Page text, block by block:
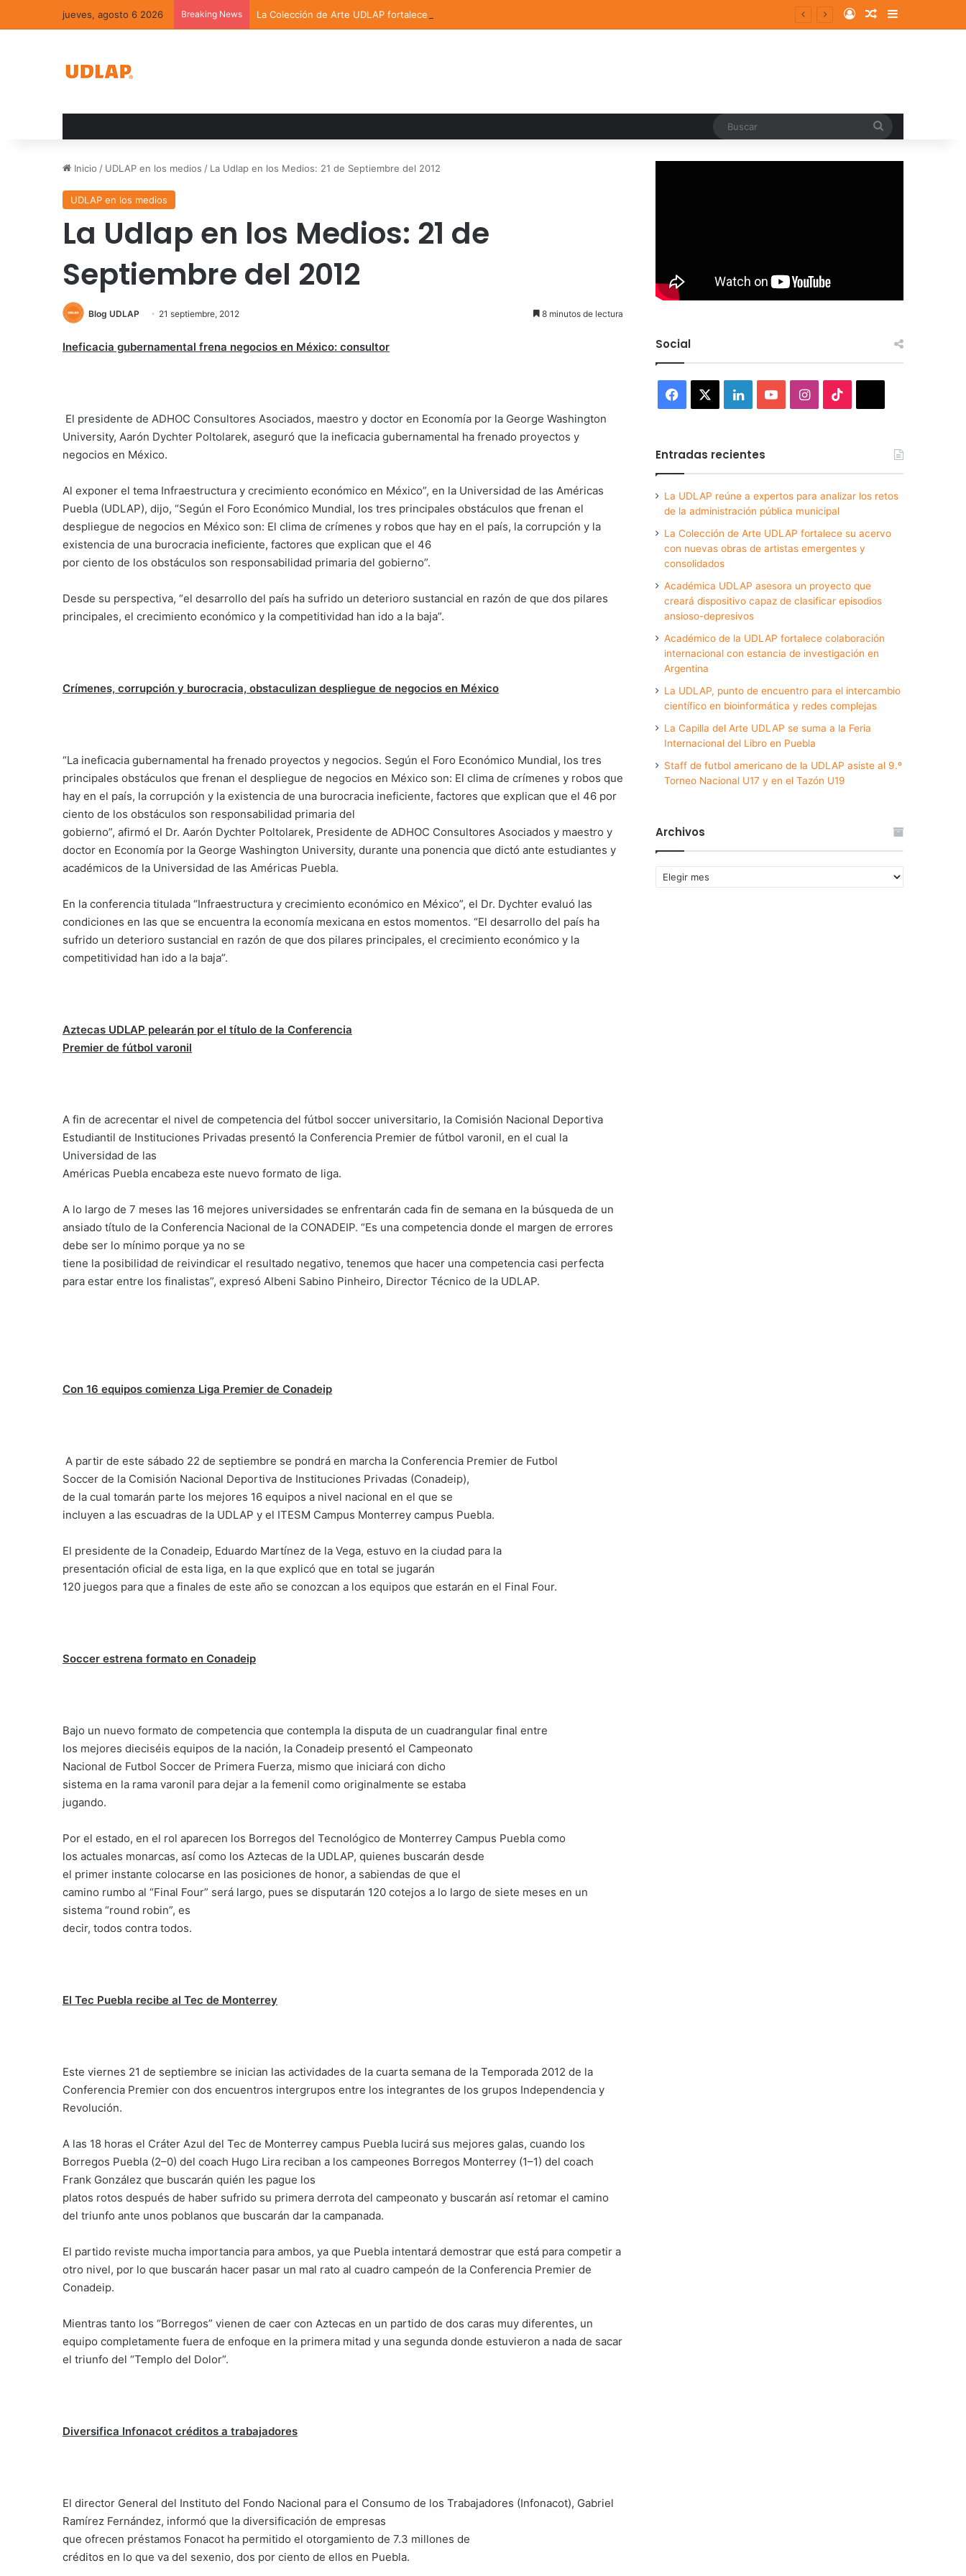
jueves, agosto 6 2026 Breaking News La Colección de Arte UDLAP fortalece su acervo con nuevas obras de artistas emergentes y consolidados Log InRandom Article
Sidebar
Inicio / UDLAP en los medios / La Udlap en los Medios: 21 de Septiembre del 2012
UDLAP en los medios
La Udlap en los Medios: 21 de
Septiembre del 2012
Blog UDLAP 21 septiembre, 2012 8 minutos de lectura
Ineficacia gubernamental frena negocios en México: consultor
El presidente de ADHOC Consultores Asociados, maestro y doctor en Economía por la George Washington
University, Aarón Dychter Poltolarek, aseguró que la ineficacia gubernamental ha frenado proyectos y
negocios en México.
Al exponer el tema Infraestructura y crecimiento económico en México”, en la Universidad de las Américas
Puebla (UDLAP), dijo, “Según el Foro Económico Mundial, los tres principales obstáculos que frenan el
despliegue de negocios en México son: El clima de crímenes y robos que hay en el país, la corrupción y la
existencia de una burocracia ineficiente, factores que explican que el 46
por ciento de los obstáculos son responsabilidad primaria del gobierno”.
Desde su perspectiva, “el desarrollo del país ha sufrido un deterioro sustancial en razón de que dos pilares
principales, el crecimiento económico y la competitividad han ido a la baja”.
Crímenes, corrupción y burocracia, obstaculizan despliegue de negocios en México
“La ineficacia gubernamental ha frenado proyectos y negocios. Según el Foro Económico Mundial, los tres
principales obstáculos que frenan el despliegue de negocios en México son: El clima de crímenes y robos que
hay en el país, la corrupción y la existencia de una burocracia ineficiente, factores que explican que el 46 por
ciento de los obstáculos son responsabilidad primaria del
gobierno”, afirmó el Dr. Aarón Dychter Poltolarek, Presidente de ADHOC Consultores Asociados y maestro y
doctor en Economía por la George Washington University, durante una ponencia que dictó ante estudiantes y
académicos de la Universidad de las Américas Puebla.
En la conferencia titulada “Infraestructura y crecimiento económico en México”, el Dr. Dychter evaluó las
condiciones en las que se encuentra la economía mexicana en estos momentos. “El desarrollo del país ha
sufrido un deterioro sustancial en razón de que dos pilares principales, el crecimiento económico y la
competitividad han ido a la baja”.
Aztecas UDLAP pelearán por el título de la Conferencia
Premier de fútbol varonil
A fin de acrecentar el nivel de competencia del fútbol soccer universitario, la Comisión Nacional Deportiva
Estudiantil de Instituciones Privadas presentó la Conferencia Premier de fútbol varonil, en el cual la
Universidad de las
Américas Puebla encabeza este nuevo formato de liga.
A lo largo de 7 meses las 16 mejores universidades se enfrentarán cada fin de semana en la búsqueda de un
ansiado título de la Conferencia Nacional de la CONADEIP. “Es una competencia donde el margen de errores
debe ser lo mínimo porque ya no se
tiene la posibilidad de reivindicar el resultado negativo, tenemos que hacer una competencia casi perfecta
para estar entre los finalistas”, expresó Albeni Sabino Pinheiro, Director Técnico de la UDLAP.
Con 16 equipos comienza Liga Premier de Conadeip
A partir de este sábado 22 de septiembre se pondrá en marcha la Conferencia Premier de Futbol
Soccer de la Comisión Nacional Deportiva de Instituciones Privadas (Conadeip),
de la cual tomarán parte los mejores 16 equipos a nivel nacional en el que se
incluyen a las escuadras de la UDLAP y el ITESM Campus Monterrey campus Puebla.
El presidente de la Conadeip, Eduardo Martínez de la Vega, estuvo en la ciudad para la
presentación oficial de esta liga, en la que explicó que en total se jugarán
120 juegos para que a finales de este año se conozcan a los equipos que estarán en el Final Four.
Soccer estrena formato en Conadeip
Bajo un nuevo formato de competencia que contempla la disputa de un cuadrangular final entre
los mejores dieciséis equipos de la nación, la Conadeip presentó el Campeonato
Nacional de Futbol Soccer de Primera Fuerza, mismo que iniciará con dicho
sistema en la rama varonil para dejar a la femenil como originalmente se estaba
jugando.
Por el estado, en el rol aparecen los Borregos del Tecnológico de Monterrey Campus Puebla como
los actuales monarcas, así como los Aztecas de la UDLAP, quienes buscarán desde
el primer instante colocarse en las posiciones de honor, a sabiendas de que el
camino rumbo al “Final Four” será largo, pues se disputarán 120 cotejos a lo largo de siete meses en un
sistema “round robin”, es
decir, todos contra todos.
El Tec Puebla recibe al Tec de Monterrey
Este viernes 21 de septiembre se inician las actividades de la cuarta semana de la Temporada 2012 de la
Conferencia Premier con dos encuentros intergrupos entre los integrantes de los grupos Independencia y
Revolución.
A las 18 horas el Cráter Azul del Tec de Monterrey campus Puebla lucirá sus mejores galas, cuando los
Borregos Puebla (2–0) del coach Hugo Lira reciban a los campeones Borregos Monterrey (1–1) del coach
Frank González que buscarán quién les pague los
platos rotos después de haber sufrido su primera derrota del campeonato y buscarán así retomar el camino
del triunfo ante unos poblanos que buscarán dar la campanada.
El partido reviste mucha importancia para ambos, ya que Puebla intentará demostrar que está para competir a
otro nivel, por lo que buscarán hacer pasar un mal rato al cuadro campeón de la Conferencia Premier de
Conadeip.
Mientras tanto los “Borregos” vienen de caer con Aztecas en un partido de dos caras muy diferentes, un
equipo completamente fuera de enfoque en la primera mitad y una segunda donde estuvieron a nada de sacar
el triunfo del “Templo del Dolor”.
Diversifica Infonacot créditos a trabajadores
El director General del Instituto del Fondo Nacional para el Consumo de los Trabajadores (Infonacot), Gabriel
Ramírez Fernández, informó que la diversificación de empresas
que ofrecen préstamos Fonacot ha permitido el otorgamiento de 7.3 millones de
créditos en lo que va del sexenio, dos por ciento de ellos en Puebla.
Social
Facebook LinkedInYouTubeInstagram
Entradas recientes
La UDLAP reúne a expertos para analizar los retos
de la administración pública municipal
La Colección de Arte UDLAP fortalece su acervo
con nuevas obras de artistas emergentes y
consolidados
Académica UDLAP asesora un proyecto que
creará dispositivo capaz de clasificar episodios
ansioso-depresivos
Académico de la UDLAP fortalece colaboración
internacional con estancia de investigación en
Argentina
La UDLAP, punto de encuentro para el intercambio
científico en bioinformática y redes complejas
La Capilla del Arte UDLAP se suma a la Feria
Internacional del Libro en Puebla
Staff de futbol americano de la UDLAP asiste al 9.º
Torneo Nacional U17 y en el Tazón U19
Archivos
Archivos